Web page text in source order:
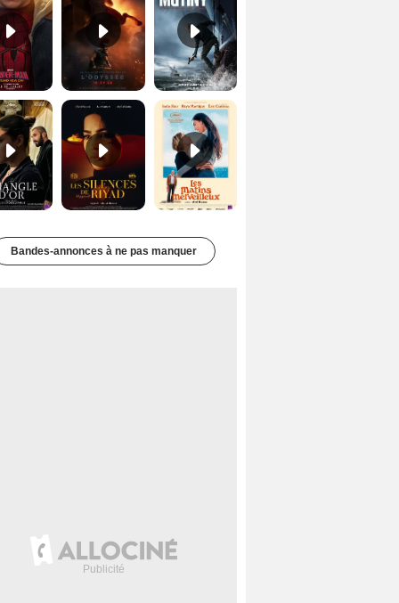
Les Silences de Riyad Bande-annonce VO STFR Les Matins merveilleux Bande-annonce VF
Bandes-annonces à ne pas manquer